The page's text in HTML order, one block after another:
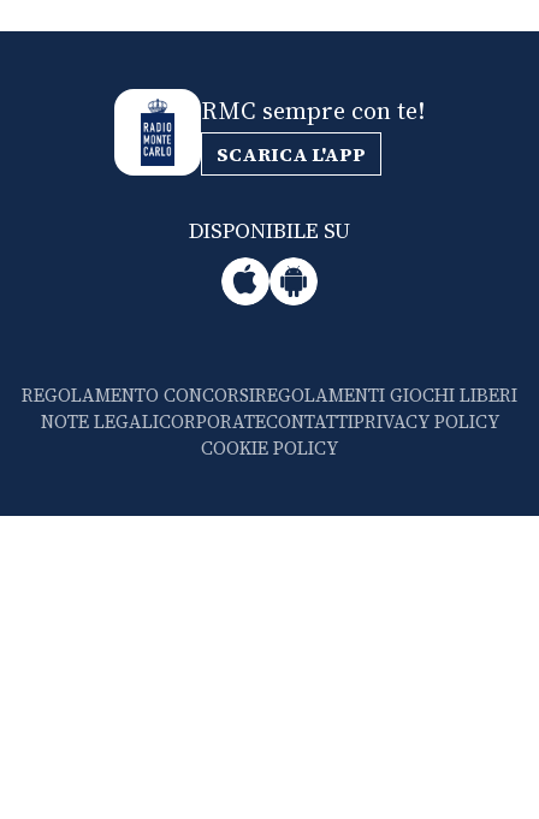
RMC sempre con te!
SCARICA L'APP
DISPONIBILE SU
REGOLAMENTO CONCORSIREGOLAMENTI GIOCHI LIBERI
NOTE LEGALICORPORATECONTATTIPRIVACY POLICY
COOKIE POLICY